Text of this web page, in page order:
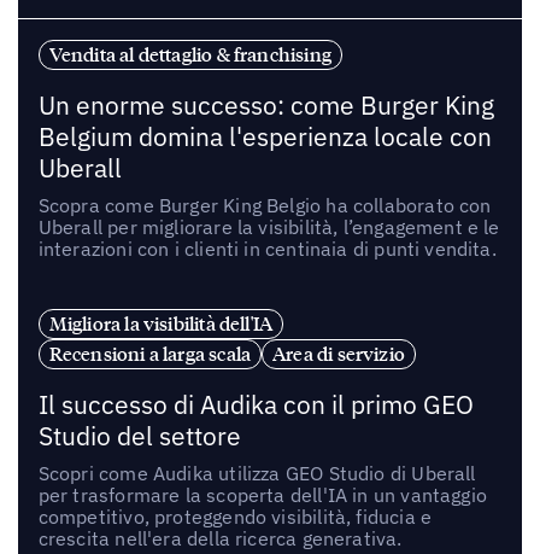
Vendita al dettaglio & franchising
Un enorme successo: come Burger King
Belgium domina l'esperienza locale con
Uberall
Scopra come Burger King Belgio ha collaborato con
Uberall per migliorare la visibilità, l’engagement e le
interazioni con i clienti in centinaia di punti vendita.
Migliora la visibilità dell'IA
Recensioni a larga scala
Area di servizio
Il successo di Audika con il primo GEO
Studio del settore
Scopri come Audika utilizza GEO Studio di Uberall
per trasformare la scoperta dell'IA in un vantaggio
competitivo, proteggendo visibilità, fiducia e
crescita nell'era della ricerca generativa.